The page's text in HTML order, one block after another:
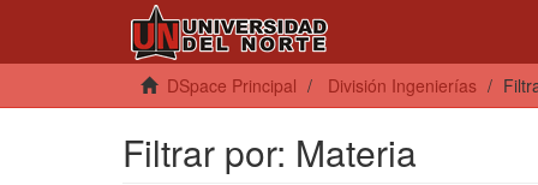
DSpace Principal División Ingenierías
Filtrar por: Materia